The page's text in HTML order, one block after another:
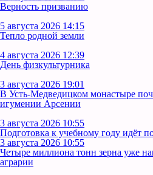
Верность призванию
5 августа 2026 14:15
Тепло родной земли
4 августа 2026 12:39
День физкультурника
3 августа 2026 19:01
В Усть‑Медведицком монастыре
игумении Арсении
3 августа 2026 10:55
Подготовка к учебному году идёт
3 августа 2026 10:55
Четыре миллиона тонн зерна уже
аграрии